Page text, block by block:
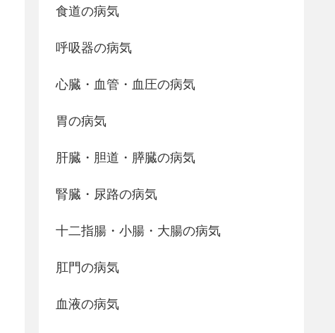
食道の病気
呼吸器の病気
心臓・血管・血圧の病気
胃の病気
肝臓・胆道・膵臓の病気
腎臓・尿路の病気
十二指腸・小腸・大腸の病気
肛門の病気
血液の病気